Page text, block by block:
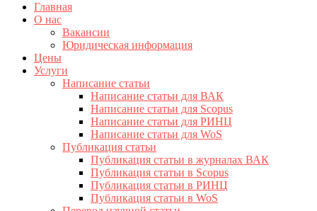
Главная
О нас
Вакансии
Юридическая информация
Цены
Услуги
Написание статьи
Написание статьи для ВАК
Написание статьи для Scopus
Написание статьи для РИНЦ
Написание статьи для WoS
Публикация статьи
Публикация статьи в журналах ВАК
Публикация статьи в Scopus
Публикация статьи в РИНЦ
Публикация статьи в WoS